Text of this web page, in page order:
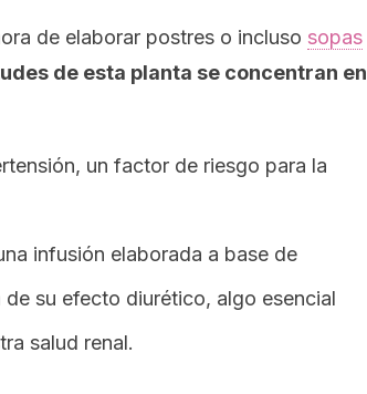
de elaborar postres o incluso sopas
de esta planta se concentran en
un factor de riesgo para la
infusión elaborada a base de
su efecto diurético, algo esencial
salud renal.